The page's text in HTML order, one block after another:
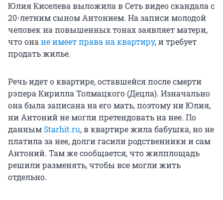
Юлия Киселева выложила в Сеть видео скандала с
20-летним сыном Антонием. На записи молодой
человек на повышенных тонах заявляет матери,
что онане имеет права на квартиру, и требует
продать жилье.
Речь идет о квартире, оставшейся после смерти
рэпера Кирилла Толмацкого (Децла). Изначально
она была записана на его мать, поэтому ни Юлия,
ни Антоний не могли претендовать на нее. По
данным Starhit.ru, в квартире жила бабушка, но не
платила за нее, долги гасили родственники и сам
Антоний. Там же сообщается, что жилплощадь
решили разменять, чтобы все могли жить
отдельно.